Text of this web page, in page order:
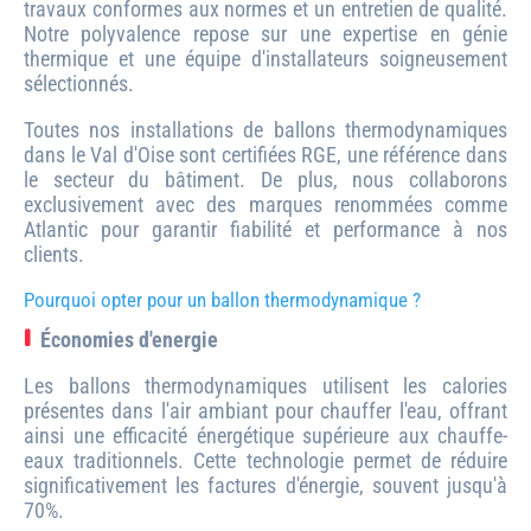
travaux conformes aux normes et un entretien de qualité.
Notre polyvalence repose sur une expertise en génie
thermique et une équipe d'installateurs soigneusement
sélectionnés.
Toutes nos installations de ballons thermodynamiques
dans le Val d'Oise sont certifiées RGE, une référence dans
le secteur du bâtiment. De plus, nous collaborons
exclusivement avec des marques renommées comme
Atlantic pour garantir fiabilité et performance à nos
clients.
Pourquoi opter pour un ballon thermodynamique ?
Économies d'energie
Les ballons thermodynamiques utilisent les calories
présentes dans l'air ambiant pour chauffer l'eau, offrant
ainsi une efficacité énergétique supérieure aux chauffe-
eaux traditionnels. Cette technologie permet de réduire
significativement les factures d'énergie, souvent jusqu'à
70%.